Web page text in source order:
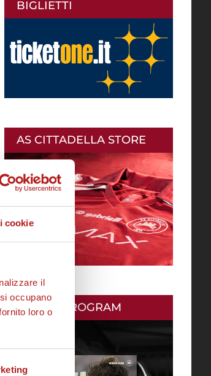
cookie
il
occupano
loro o
BIGLIETTI
AS CITTADELLA STORE
MATCH PROGRAM